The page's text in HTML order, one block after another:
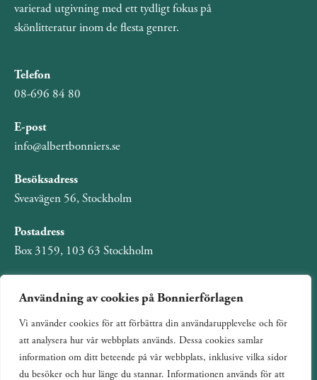
Användning av cookies på Bonnierförlagen
Vi använder cookies för att förbättra din användarupplevelse och för
att analysera hur vår webbplats används. Dessa cookies samlar
information om ditt beteende på vår webbplats, inklusive vilka sidor
du besöker och hur länge du stannar. Informationen används för att
varierad utgivning med ett tydligt fokus på
skönlitteratur inom de flesta genrer.
Telefon
08-696 84 80
E-post
info@albertbonniers.se
Besöksadress
Sveavägen 56, Stockholm
Postadress
Box 3159, 103 63 Stockholm
Om Bonnierförlagen
Cookies